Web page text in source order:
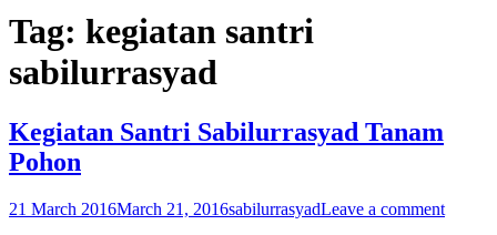
Tag: kegiatan santri
sabilurrasyad
Kegiatan Santri Sabilurrasyad Tanam
Pohon
21 March 2016March 21, 2016sabilurrasyadLeave a comment